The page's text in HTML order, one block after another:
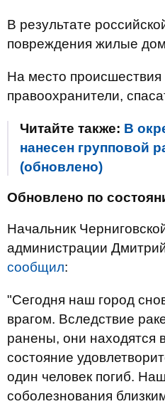
В результате
повреждения жилые
На место
правоохранители,
Читайте также: В
нанесен групповой
(обновлено)
Обновлено по
Начальник
администрации
сообщил:
"Сегодня наш город
врагом. Вследствие
ранены, они находятся
состояние
один человек погиб.
соболезнования